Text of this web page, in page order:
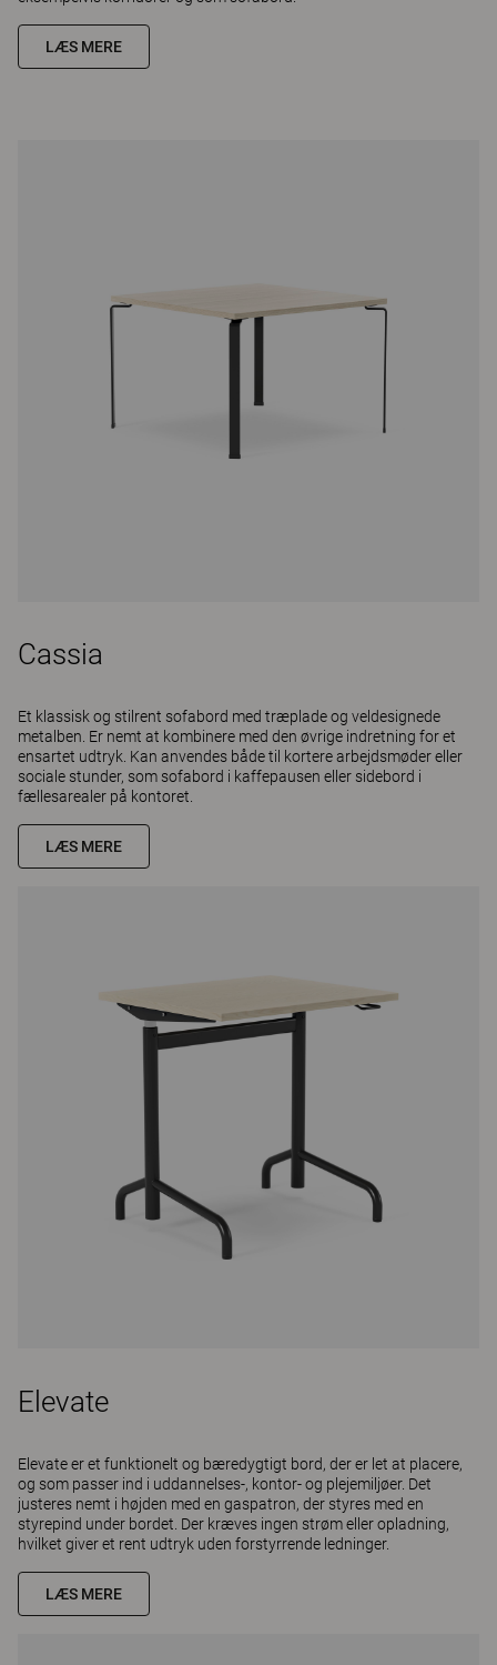
LÆS MERE
Cassia
Et klassisk og stilrent sofabord med træplade og veldesignede
metalben. Er nemt at kombinere med den øvrige indretning for et
ensartet udtryk. Kan anvendes både til kortere arbejdsmøder eller
sociale stunder, som sofabord i kaffepausen eller sidebord i
fællesarealer på kontoret.
LÆS MERE
Elevate
Elevate er et funktionelt og bæredygtigt bord, der er let at placere,
og som passer ind i uddannelses-, kontor- og plejemiljøer. Det
justeres nemt i højden med en gaspatron, der styres med en
styrepind under bordet. Der kræves ingen strøm eller opladning,
hvilket giver et rent udtryk uden forstyrrende ledninger.
LÆS MERE